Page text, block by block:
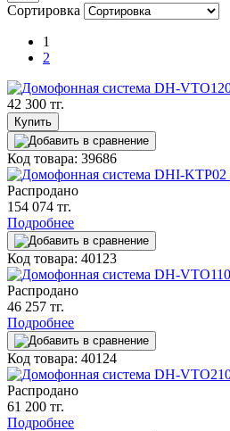
Сортировка
1
2
42 300 тг.
Купить
Код товара: 39686
Распродано
154 074 тг.
Подробнее
Код товара: 40123
Распродано
46 257 тг.
Подробнее
Код товара: 40124
Распродано
61 200 тг.
Подробнее